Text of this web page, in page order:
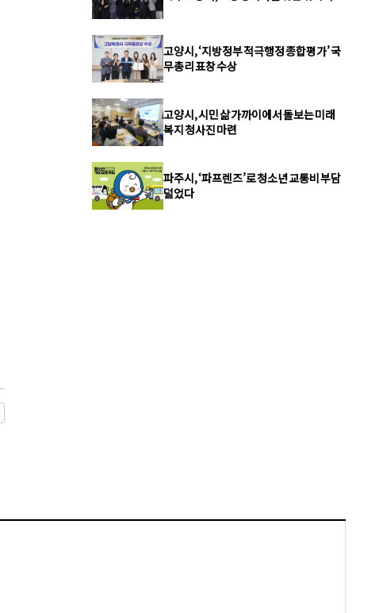
고양시, ‘지방정부 적극행정 종합평가’ 국
무총리 표창 수상
고양시, 시민 삶 가까이에서 돌보는 미래
복지 청사진 마련
파주시, ‘파프렌즈’로 청소년 교통비 부담
덜었다